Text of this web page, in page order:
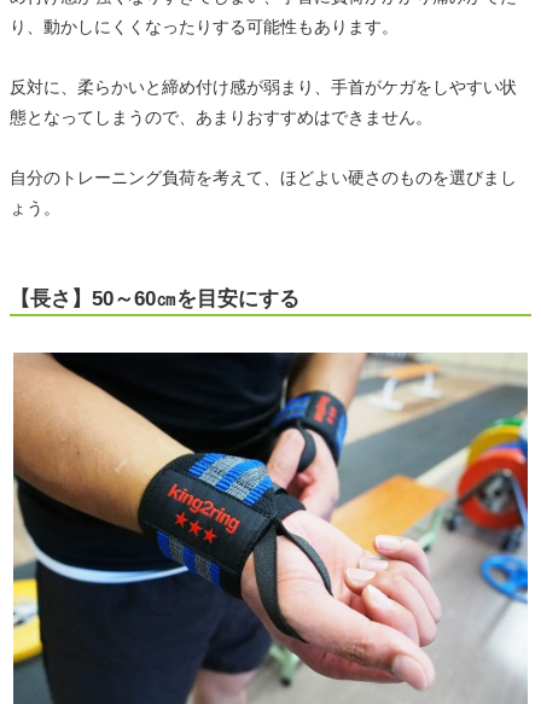
り、動かしにくくなったりする可能性もあります。
反対に、柔らかいと締め付け感が弱まり、手首がケガをしやすい状
態となってしまうので、あまりおすすめはできません。
自分のトレーニング負荷を考えて、ほどよい硬さのものを選びまし
ょう。
【長さ】50～60㎝を目安にする